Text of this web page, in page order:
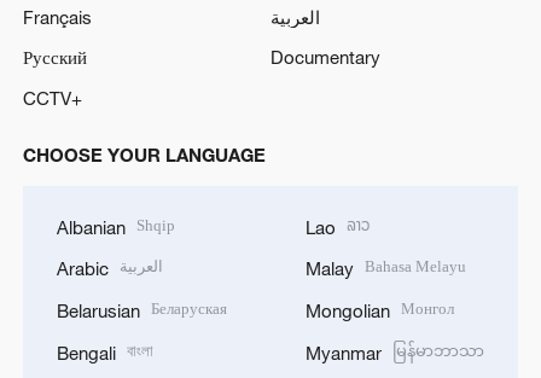
Français
العربية
Русский
Documentary
CCTV+
CHOOSE YOUR LANGUAGE
Albanian Shqip
Arabic العربية
Belarusian Беларуская
Bengali বাংলা
Lao ລາວ
Malay Bahasa Melayu
Mongolian Монгол
Myanmar မြန်မာဘာသာ